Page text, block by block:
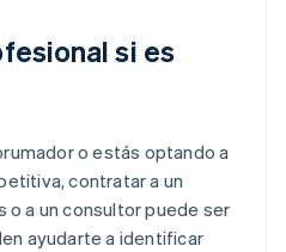
si es
o estás optando a
contratar a un
a un consultor puede ser
ayudarte a identificar